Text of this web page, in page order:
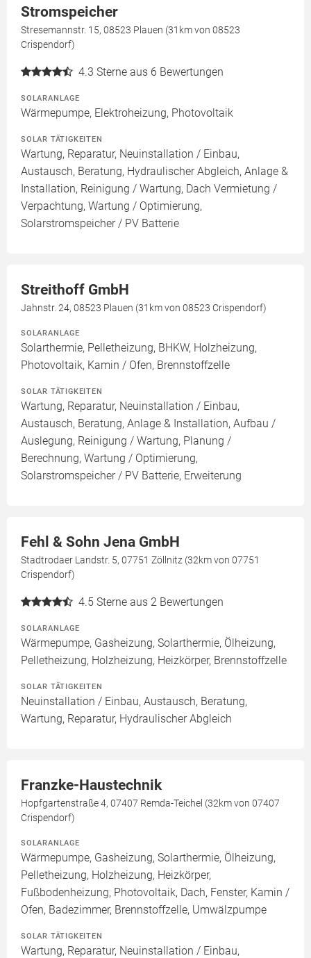
Stromspeicher
Stresemannstr. 15, 08523 Plauen (31km von 08523
Crispendorf)
4.3 Sterne aus 6 Bewertungen
SOLARANLAGE
Wärmepumpe, Elektroheizung, Photovoltaik
SOLAR TÄTIGKEITEN
Wartung, Reparatur, Neuinstallation / Einbau,
Austausch, Beratung, Hydraulischer Abgleich, Anlage &
Installation, Reinigung / Wartung, Dach Vermietung /
Verpachtung, Wartung / Optimierung,
Solarstromspeicher / PV Batterie
Streithoff GmbH
Jahnstr. 24, 08523 Plauen (31km von 08523 Crispendorf)
SOLARANLAGE
Solarthermie, Pelletheizung, BHKW, Holzheizung,
Photovoltaik, Kamin / Ofen, Brennstoffzelle
SOLAR TÄTIGKEITEN
Wartung, Reparatur, Neuinstallation / Einbau,
Austausch, Beratung, Anlage & Installation, Aufbau /
Auslegung, Reinigung / Wartung, Planung /
Berechnung, Wartung / Optimierung,
Solarstromspeicher / PV Batterie, Erweiterung
Fehl & Sohn Jena GmbH
Stadtrodaer Landstr. 5, 07751 Zöllnitz (32km von 07751
Crispendorf)
4.5 Sterne aus 2 Bewertungen
SOLARANLAGE
Wärmepumpe, Gasheizung, Solarthermie, Ölheizung,
Pelletheizung, Holzheizung, Heizkörper, Brennstoffzelle
SOLAR TÄTIGKEITEN
Neuinstallation / Einbau, Austausch, Beratung,
Wartung, Reparatur, Hydraulischer Abgleich
Franzke-Haustechnik
Hopfgartenstraße 4, 07407 Remda-Teichel (32km von 07407
Crispendorf)
SOLARANLAGE
Wärmepumpe, Gasheizung, Solarthermie, Ölheizung,
Pelletheizung, Holzheizung, Heizkörper,
Fußbodenheizung, Photovoltaik, Dach, Fenster, Kamin /
Ofen, Badezimmer, Brennstoffzelle, Umwälzpumpe
SOLAR TÄTIGKEITEN
Wartung, Reparatur, Neuinstallation / Einbau,